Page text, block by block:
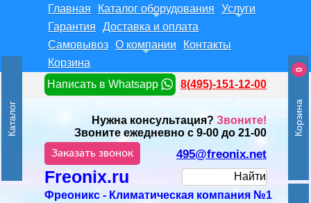
Главная Каталог оборудования
Услуги
Гарантия
Доставка и оплата
Самовывоз О компании
Контакты
Корзина
Написать в Whatsapp
8(495)-151-12-00
Заказать звонок
Фреоникс - Климатическая компания №1
Нужна консультация? Звоните!
Звоните ежедневно с 9-00 до 21-00
495@freonix.net
Freonix.ru Найти
Каталог Корзина
0